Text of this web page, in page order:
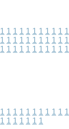
1 1 1 1 1 1 1 1 1 1 1
1 1 1 1 1 1 1 1 1 1 1
1 1 1 1 1 1 1 1 1 1 1
1 1 1 1 1 1 1 1 1 1 1
1 1 1 1 1 1 1